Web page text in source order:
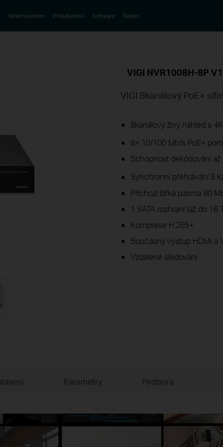
Solární systém Příslušenství Software Řešení
VIGI NVR1008H-8P
VIGI 8kanálový PoE+
8kanálový živý náhled a
8× 10/100 Mb/s PoE+
Schopnost dekódování až
Synchronní přehrávání 8
Příchozí šířka pásma 80
1 SATA rozhraní (až do 16
Komprese H.265+
Současný výstup HDMI a
Vzdálené sledování
Parametry Podpora